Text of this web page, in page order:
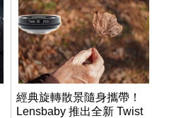
經典旋轉散景隨身攜帶！
Lensbaby 推出全新 Twist